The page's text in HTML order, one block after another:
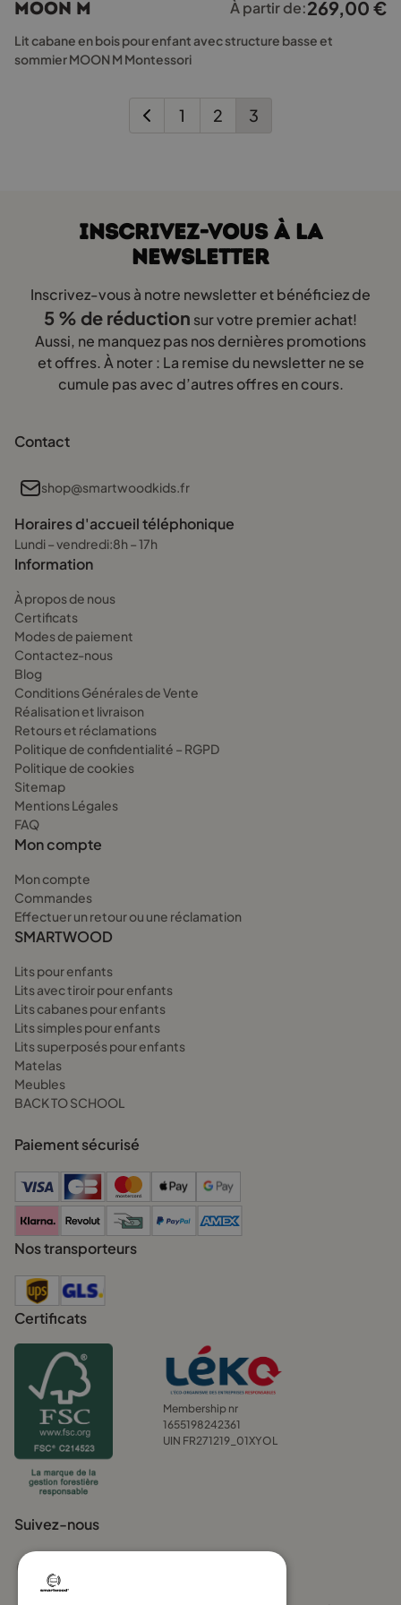
variations.
Les
options
MOON M À partir de:269,00 €
Lit cabane en bois pour enfant avec structure basse et
sommier MOON M Montessori
1 2 3
INSCRIVEZ-VOUS À LA
NEWSLETTER
Inscrivez-vous à notre newsletter et bénéficiez de
5 % de réduction sur votre premier achat!
Aussi, ne manquez pas nos dernières promotions
et offres. À noter : La remise du newsletter ne se
cumule pas avec d’autres offres en cours.
Contact
shop@smartwoodkids.fr
Horaires d'accueil téléphonique
Lundi – vendredi:8h – 17h
Information
À propos de nous
Certificats
Modes de paiement
Contactez-nous
Blog
Conditions Générales de Vente
Réalisation et livraison
Retours et réclamations
Politique de confidentialité – RGPD
Politique de cookies
Sitemap
Mentions Légales
FAQ
Mon compte
Mon compte
Commandes
Effectuer un retour ou une réclamation
SMARTWOOD
Lits pour enfants
Lits avec tiroir pour enfants
Lits cabanes pour enfants
Lits simples pour enfants
Lits superposés pour enfants
Matelas
Meubles
BACK TO SCHOOL
Paiement sécurisé
Nos transporteurs
Certificats
Membership nr
1655198242361
UIN FR271219_01XYOL
Suivez-nous